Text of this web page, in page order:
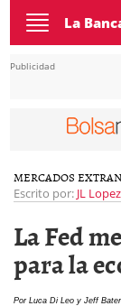
Toggle
navigation
La
Publicidad
MERCADOS
Escrito por: JL Lopez
La Fed
para la
Por Luca Di Leo y Jeff Bater